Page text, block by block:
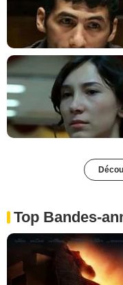
Top Bandes-